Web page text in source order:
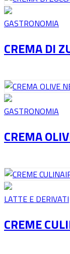
GASTRONOMIA
CREMA DI
GASTRONOMIA
CREMA
LATTE E DERIVATI
CREME